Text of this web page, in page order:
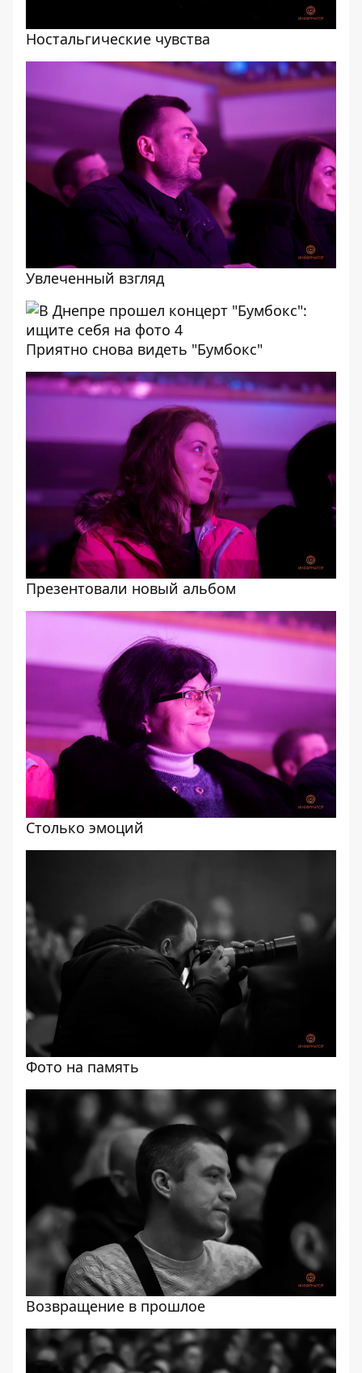
Ностальгические чувства
Увлеченный взгляд
Приятно снова видеть "Бумбокс"
Презентовали новый альбом
Столько эмоций
Фото на память
Возвращение в прошлое